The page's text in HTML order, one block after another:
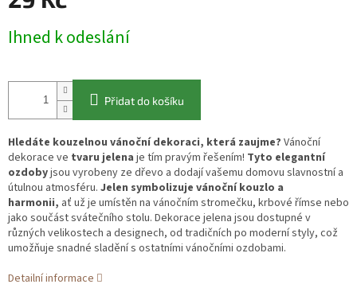
cena:
Ihned k odeslání
Přidat do košíku
Hledáte kouzelnou vánoční dekoraci, která zaujme? Vánoční
dekorace ve tvaru jelena je tím pravým řešením! Tyto elegantní
ozdobyjsou vyrobeny ze dřevo a dodají vašemu domovu slavnostní a
útulnou atmosféru. Jelen symbolizuje vánoční kouzlo a
harmonii, ať už je umístěn na vánočním stromečku, krbové římse nebo
jako součást svátečního stolu. Dekorace jelena jsou dostupné v
různých velikostech a designech, od tradičních po moderní styly, což
umožňuje snadné sladění s ostatními vánočními ozdobami.
Detailní informace